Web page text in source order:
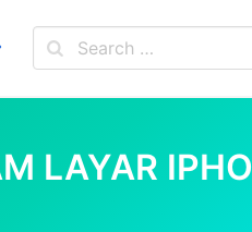
LAYAR